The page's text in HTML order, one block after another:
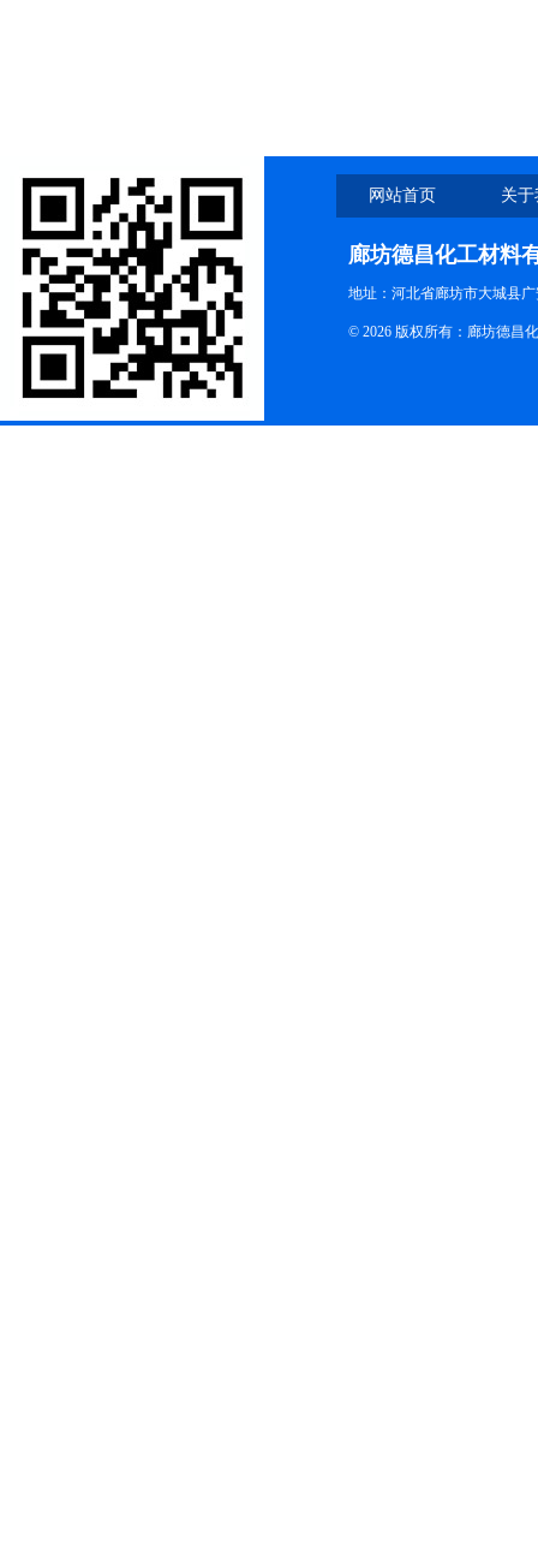
网站首页 关
廊坊德昌化工材料
地址：河北省廊坊市大城县
© 2026 版权所有：廊坊德昌